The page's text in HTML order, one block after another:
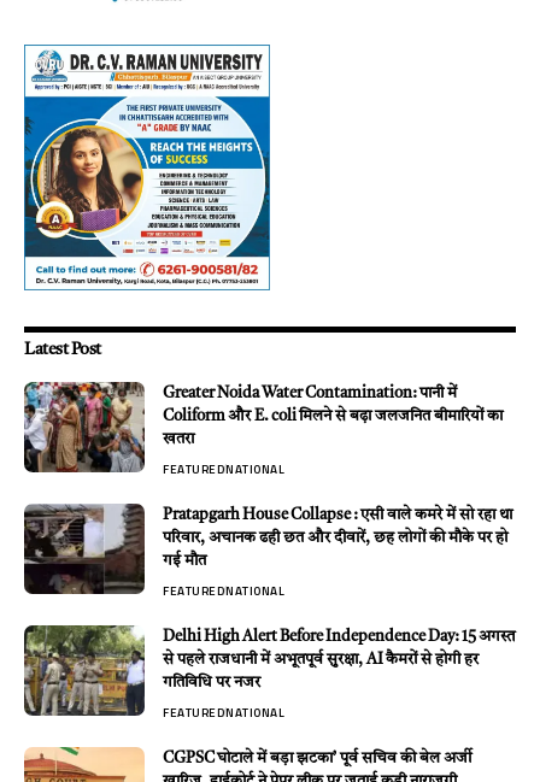
Latest Post
Greater Noida Water Contamination: पानी में
Coliform और E. coli मिलने से बढ़ा जलजनित बीमारियों का
खतरा
FEATUREDNATIONAL
Pratapgarh House Collapse : एसी वाले कमरे में सो रहा था
परिवार, अचानक ढही छत और दीवारें, छह लोगों की मौके पर हो
गई मौत
FEATUREDNATIONAL
Delhi High Alert Before Independence Day: 15 अगस्त
से पहले राजधानी में अभूतपूर्व सुरक्षा, AI कैमरों से होगी हर
गतिविधि पर नजर
FEATUREDNATIONAL
CGPSC घोटाले में बड़ा झटका’ पूर्व सचिव की बेल अर्जी